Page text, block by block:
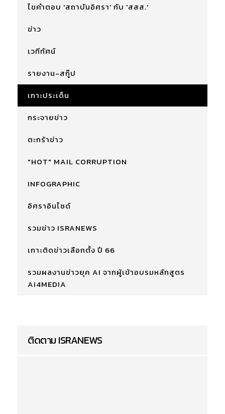
ไขคำตอบ 'สถาบันอิศรา' กับ 'สสส.'
ข่าว
เวทีทัศน์
รายงาน-สกู๊ป
เกาะประเด็น
กระจายข่าว
ตะกร้าข่าว
"HOT" MAIL CORRUPTION
INFOGRAPHIC
อิศราอินไซด์
รวมข่าว ISRANEWS
เกาะติดข่าวเลือกตั้ง ปี 66
รวมผลงานข่าวยุค AI จากผู้เข้าอบรมหลักสูตร
AI4MEDIA
ติดตาม ISRANEWS